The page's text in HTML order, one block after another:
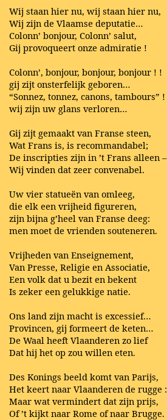
Wij staan hier nu, wij staan hier nu,
Wij zijn de Vlaamse deputatie…
Colonn’ bonjour, Colonn’ salut,
Gij provoqueert onze admiratie !
Colonn’, bonjour, bonjour, bonjour ! !
gij zijt onsterfelijk geboren…
“Sonnez, tonnez, canons, tambours” !
wij zijn uw glans verloren…
Gij zijt gemaakt van Franse steen,
Wat Frans is, is recommandabel;
De inscripties zijn in ’t Frans alleen –
Wij vinden dat zeer convenabel.
Uw vier statueën van omleeg,
die elk een vrijheid figureren,
zijn bijna g’heel van Franse deeg:
men moet de vrienden souteneren.
Vrijheden van Enseignement,
Van Presse, Religie en Associatie,
Een volk dat u bezit en bekent
Is zeker een gelukkige natie.
Ons land zijn macht is excessief…
Provincen, gij formeert de keten…
De Waal heeft Vlaanderen zo lief
Dat hij het op zou willen eten.
Des Konings beeld komt van Parijs,
Het keert naar Vlaanderen de rugge :
Maar wat vermindert dat zijn prijs,
Of ’t kijkt naar Rome of naar Brugge.